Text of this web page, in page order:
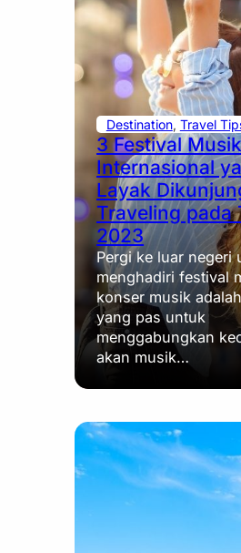
Destination, Travel
3 Festival
Internasional
Layak
Traveling pada
2023
Pergi ke luar negeri
menghadiri festival
konser musik
yang pas untuk
menggabungkan
akan musik…